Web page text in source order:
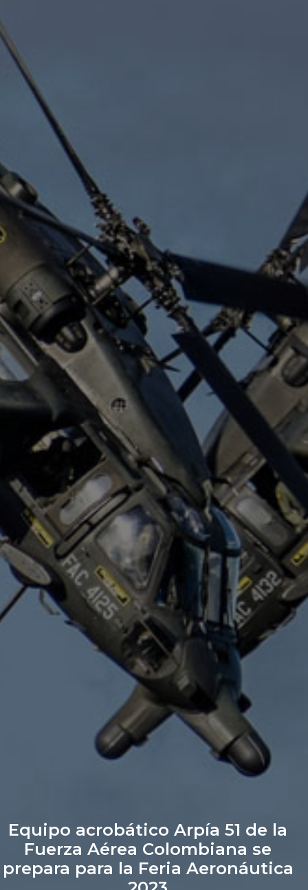
Equipo acrobático Arpía 51 de la
Fuerza Aérea Colombiana se
prepara para la Feria Aeronáutica